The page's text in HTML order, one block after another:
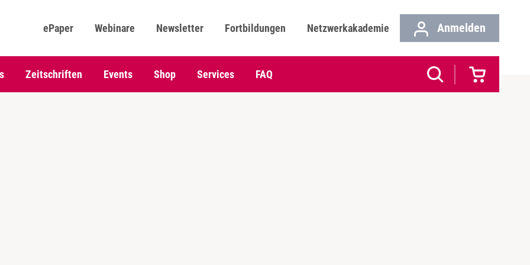
ePaper Webinare Newsletter Fortbildungen Netzwerkakademie Anmelden
Zeitschriften Events Shop Services FAQ